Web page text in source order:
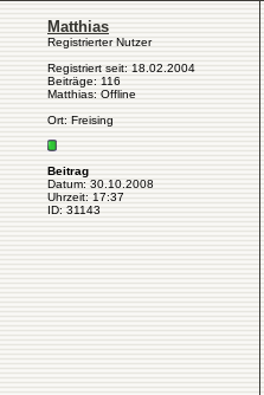
Matthias
Registrierter Nutzer
Registriert seit: 18.02.2004
Beiträge: 116
Matthias: Offline
Ort: Freising
Beitrag
Datum: 30.10.2008
Uhrzeit: 17:37
ID: 31143